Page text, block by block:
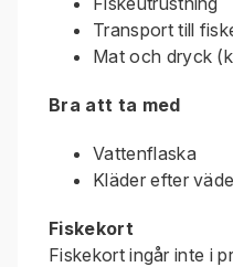
Transport till
Mat och dryck
Bra att ta med
Vattenflaska
Kläder efter
Fiskekort
Fiskekort ingår inte i